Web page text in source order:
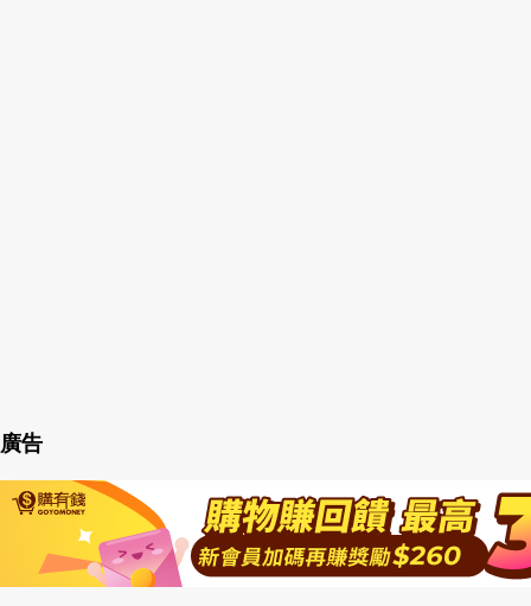
廣告